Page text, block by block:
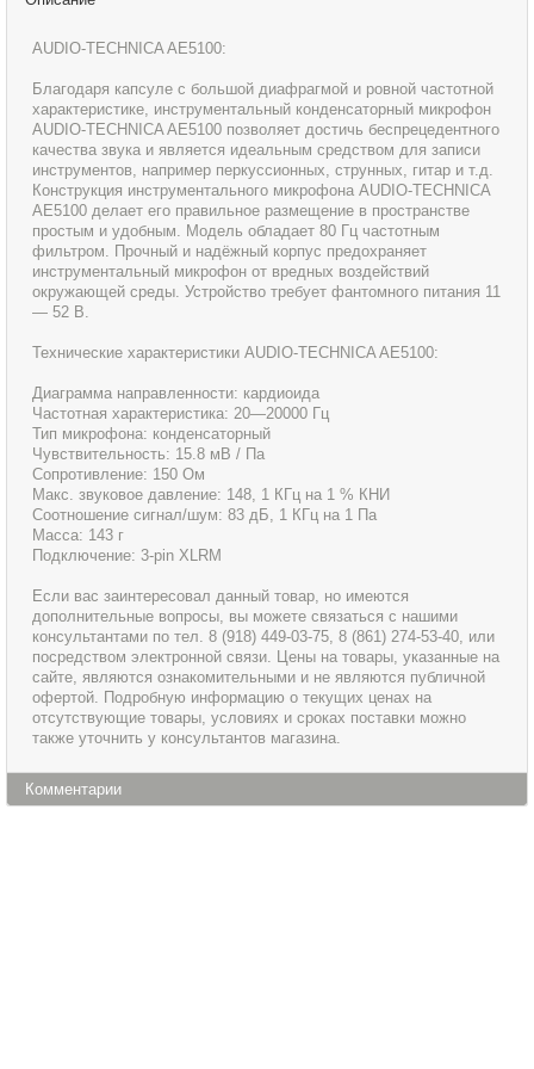
AUDIO-TECHNICA AE5100:
Благодаря капсуле с большой диафрагмой и ровной частотной
характеристике, инструментальный конденсаторный микрофон
AUDIO-TECHNICA AE5100 позволяет достичь беспрецедентного
качества звука и является идеальным средством для записи
инструментов, например перкуссионных, струнных, гитар и т.д.
Конструкция инструментального микрофона AUDIO-TECHNICA
AE5100 делает его правильное размещение в пространстве
простым и удобным. Модель обладает 80 Гц частотным
фильтром. Прочный и надёжный корпус предохраняет
инструментальный микрофон от вредных воздействий
окружающей среды. Устройство требует фантомного питания 11
— 52 В.
Технические характеристики AUDIO-TECHNICA AE5100:
Диаграмма направленности: кардиоида
Частотная характеристика: 20—20000 Гц
Тип микрофона: конденсаторный
Чувствительность: 15.8 мВ / Па
Сопротивление: 150 Ом
Макс. звуковое давление: 148, 1 КГц на 1 % КНИ
Соотношение сигнал/шум: 83 дБ, 1 КГц на 1 Па
Масса: 143 г
Подключение: 3-pin XLRM
Если вас заинтересовал данный товар, но имеются
дополнительные вопросы, вы можете связаться с нашими
консультантами по тел. 8 (918) 449-03-75, 8 (861) 274-53-40, или
посредством электронной связи. Цены на товары, указанные на
сайте, являются ознакомительными и не являются публичной
офертой. Подробную информацию о текущих ценах на
отсутствующие товары, условиях и сроках поставки можно
также уточнить у консультантов магазина.
Комментарии